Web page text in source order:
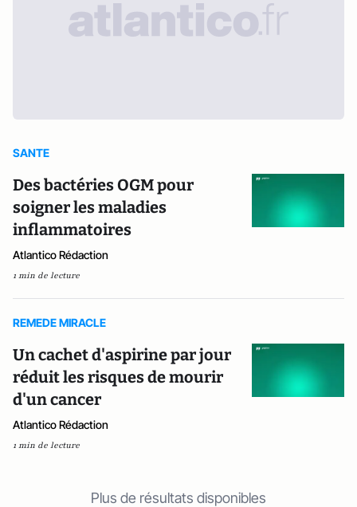
SANTE
Des bactéries OGM pour
soigner les maladies
inflammatoires
Atlantico Rédaction
1 min de lecture
REMEDE MIRACLE
Un cachet d'aspirine par jour
réduit les risques de mourir
d'un cancer
Atlantico Rédaction
1 min de lecture
Plus de résultats disponibles